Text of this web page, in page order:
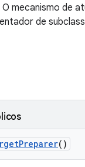
mecanismo de
de
Preparer()